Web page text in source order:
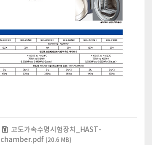
고도가속수명시험장치_HAST-
chamber.pdf (20.6 MB)